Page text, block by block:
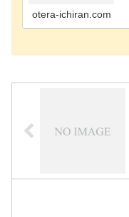
otera-ichiran.com